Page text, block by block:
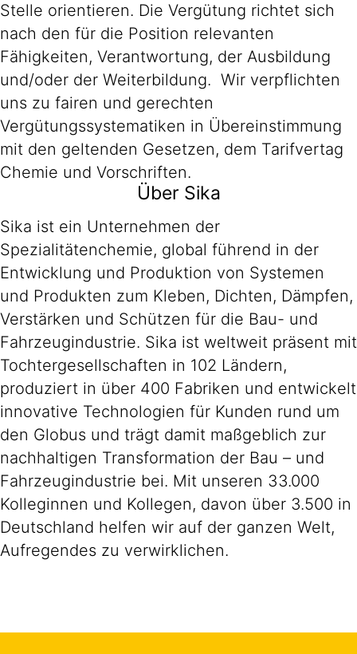
Stelle orientieren. Die Vergütung richtet sich
nach den für die Position relevanten
Fähigkeiten, Verantwortung, der Ausbildung
und/oder der Weiterbildung. Wir verpflichten
uns zu fairen und gerechten
Vergütungssystematiken in Übereinstimmung
mit den geltenden Gesetzen, dem Tarifvertag
Chemie und Vorschriften.
Über Sika
Sika ist ein Unternehmen der
Spezialitätenchemie, global führend in der
Entwicklung und Produktion von Systemen
und Produkten zum Kleben, Dichten, Dämpfen,
Verstärken und Schützen für die Bau- und
Fahrzeugindustrie. Sika ist weltweit präsent mit
Tochtergesellschaften in 102 Ländern,
produziert in über 400 Fabriken und entwickelt
innovative Technologien für Kunden rund um
den Globus und trägt damit maßgeblich zur
nachhaltigen Transformation der Bau – und
Fahrzeugindustrie bei. Mit unseren 33.000
Kolleginnen und Kollegen, davon über 3.500 in
Deutschland helfen wir auf der ganzen Welt,
Aufregendes zu verwirklichen.